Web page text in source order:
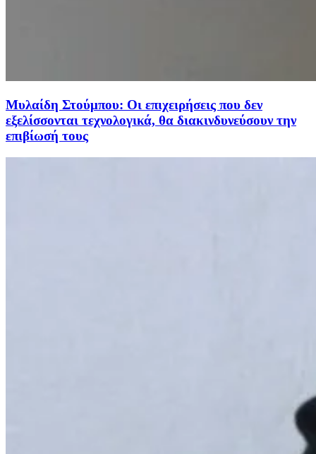
Μυλαίδη Στούμπου: Οι επιχειρήσεις που δεν
εξελίσσονται τεχνολογικά, θα διακινδυνεύσουν την
επιβίωσή τους